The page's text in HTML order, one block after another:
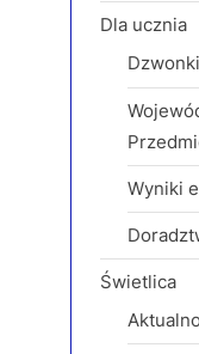
Dla ucznia
Wyniki
Świetlica